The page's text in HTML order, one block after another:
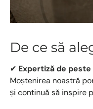
De ce să
✔ Expertiză de
Moștenirea noastră
și continuă să inspire